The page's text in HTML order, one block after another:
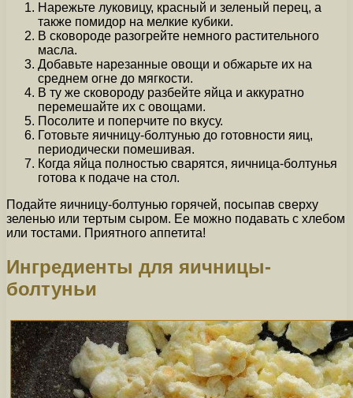
Нарежьте луковицу, красный и зеленый перец, а
также помидор на мелкие кубики.
В сковороде разогрейте немного растительного
масла.
Добавьте нарезанные овощи и обжарьте их на
среднем огне до мягкости.
В ту же сковороду разбейте яйца и аккуратно
перемешайте их с овощами.
Посолите и поперчите по вкусу.
Готовьте яичницу-болтунью до готовности яиц,
периодически помешивая.
Когда яйца полностью сварятся, яичница-болтунья
готова к подаче на стол.
Подайте яичницу-болтунью горячей, посыпав сверху
зеленью или тертым сыром. Ее можно подавать с хлебом
или тостами. Приятного аппетита!
Ингредиенты для яичницы-
болтуньи